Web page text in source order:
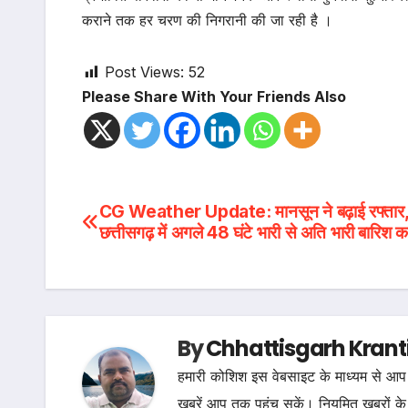
कराने तक हर चरण की निगरानी की जा रही है ।
Post Views: 52
Please Share With Your Friends Also
Post
CG Weather Update: मानसून ने बढ़ाई रफ्तार,
छत्तीसगढ़ में अगले 48 घंटे भारी से अति भारी बारिश
ByChhattisgarh
हमारी कोशिश इस वेबसाइट के माध्यम से
खबरें आप तक पहुंच सकें। नियमित खबरों के